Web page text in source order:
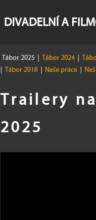
DIVADELNÍ A
Tábor 2025 | Tábor 2024 |
| Tábor 2018 | Naše práce |
Trailery
2025